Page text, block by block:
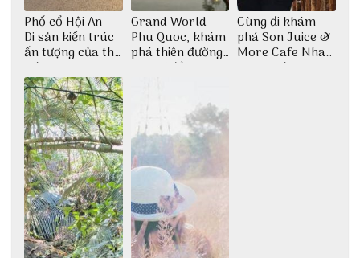
Phố cổ Hội An –
Di sản kiến trúc
ấn tượng của thế
giới
Grand World
Phu Quoc, khám
phá thiên đường
giải trí đầy sôi
Cùng đi khám
phá Son Juice &
More Cafe Nha
Trang với anh